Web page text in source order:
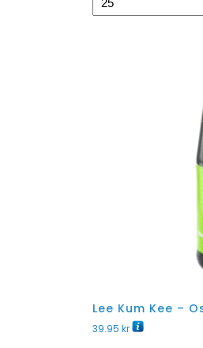
Lee Kum Kee –
39.95 kr